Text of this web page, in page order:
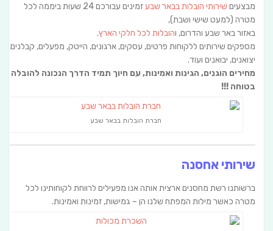
מבצעים שירותי הובלות בבאר שבע
זמינים עבורכם 24 שעות ביממה לכל
מטרה (למעט שישי ושבת),
באזור באר שבע והדרום, והובלות לכל חלקי הארץ.
מספקים שירותים ללקוחות פרטים, עסקים, ארגונים, הייטק, מפעלים, קבלנים,
יצואנים, יבואנים ועוד.
מחירים הוגנים, הגינות ואמינות, עם חיוך תמיד הדרך הנכונה להובלה
בטוחה !!!
חברת הובלות בבאר שבע
שירותי אחסנה
ברשותנו רשת מחסנים ארצית אותה אנו מפעילים לרווחת לקוחותינו לכל
מטרה כאשר מילות המפתח שלנו הן – גמישות, זמינות ואמינות.